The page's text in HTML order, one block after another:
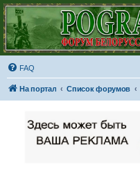
FAQ
На портал Список форумов